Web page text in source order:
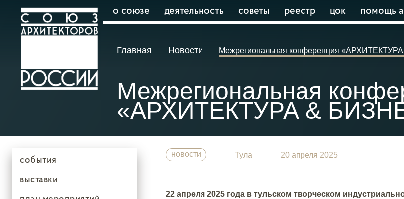
о союзе деятельность советы реестр цок помощь
Главная Новости Межрегиональная конференция
Межрегиональная
«АРХИТЕКТУРА &
события
выставки
новости Тула 20 апреля 2025
22 апреля 2025 года в тульском творческом